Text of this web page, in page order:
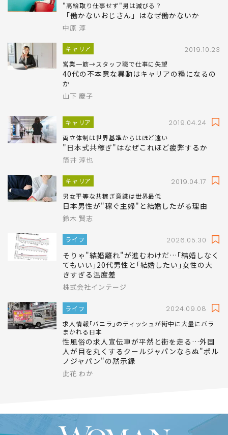
"高給取り仕事せず"男は滅びる？
「働かないおじさん」はなぜ働かないか
中原 淳
キャリア 2019.10.23
営業一筋→スタッフ職で仕事に失望
40代の不本意な異動はキャリアの糧になるの
か
山下 慶子
キャリア 2019.04.24
両立体制は世界基準からはほど遠い
"日本式共稼ぎ"はなぜこれほど疲弊するか
筒井 淳也
キャリア 2019.04.17
男女平等な共稼ぎ意識は世界最低
日本男性が"稼ぐ主婦"と結婚したがる理由
鈴木 賢志
ライフ 2026.05.30
そりゃ"結婚離れ"が進むわけだ…｢結婚しなく
てもいい｣20代男性と｢結婚したい｣女性の大
きすぎる温度差
株式会社インテージ
ライフ 2024.09.08
求人情報｢バニラ｣のティッシュが街中に大量にバラ
まかれる日本
性風俗の求人宣伝車が平然と街を走る…外国
人が目を丸くするクールジャパンならぬ"ポル
ノジャパン"の黙示録
此花 わか